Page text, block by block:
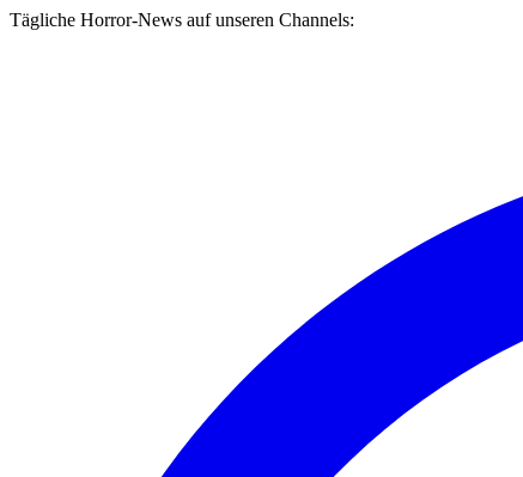
Tägliche Horror-News auf unseren Channels: